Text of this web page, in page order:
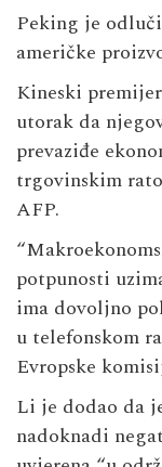
Peking je
američke
Kineski
utorak da
prevaziđe
trgovinskim
AFP.
potpunosti
ima dovoljno
u telefonskom
Evropske
Li je dodao da
nadoknadi